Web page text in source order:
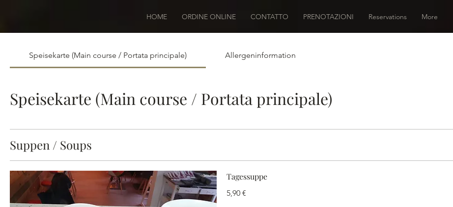
HOME ORDINE ONLINE CONTATTO PRENOTAZIONI Reservations More
Speisekarte (Main course / Portata principale) Allergeninformation
Speisekarte (Main course / Portata principale)
Suppen / Soups
Tagessuppe
5,90 €